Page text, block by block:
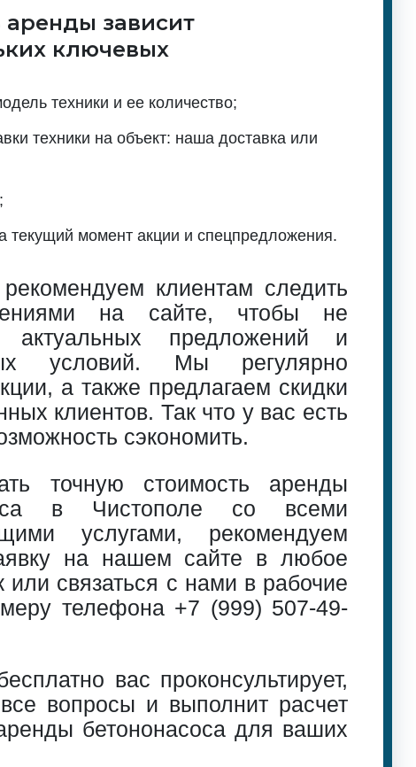
аренды зависит
ключевых
техники и ее количество;
техники на объект: наша доставка или
текущий момент акции и спецпредложения.
клиентам следить
на сайте, чтобы не
актуальных предложений и
условий. Мы регулярно
а также предлагаем скидки
клиентов. Так что у вас есть
сэкономить.
точную стоимость аренды
в Чистополе со всеми
услугами, рекомендуем
на нашем сайте в любое
или связаться с нами в рабочие
телефона +7 (999) 507-49-
вас проконсультирует,
вопросы и выполнит расчет
бетононасоса для ваших